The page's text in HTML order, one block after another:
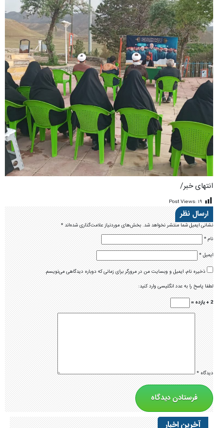
انتهای خبر/
Post Views: ۱۹
ارسال نظر
نشانی ایمیل شما منتشر نخواهد شد.بخش‌های موردنیاز علامت‌گذاری شده‌اند*
نام*
ایمیل*
ذخیره نام، ایمیل و وبسایت من در مرورگر برای زمانی که دوباره دیدگاهی می‌نویسم.
لطفا پاسخ را به عدد انگلیسی وارد کنید:
2 + یازده =
دیدگاه*
آخرین اخبار